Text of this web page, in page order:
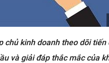
chủ kinh doanh theo dõi
và giải đáp thắc mắc của